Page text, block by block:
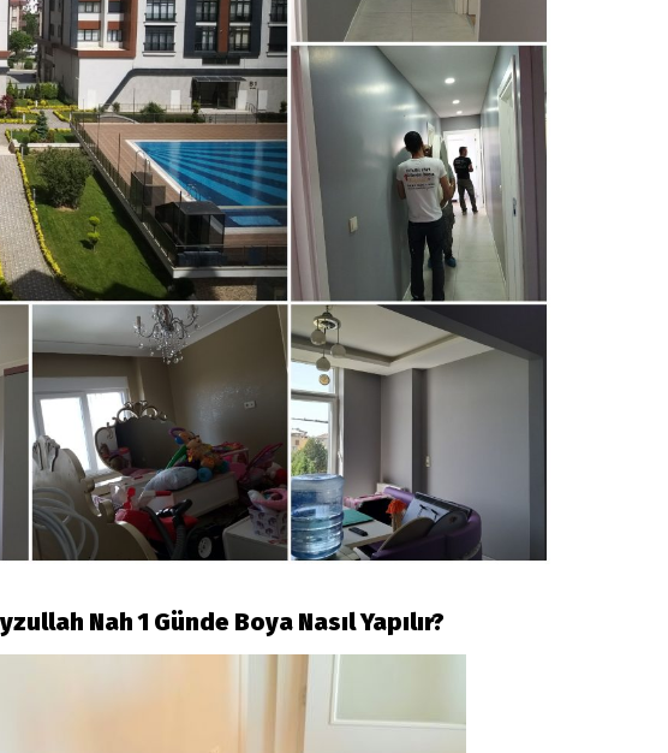
Nah 1 Günde Boya Nasıl Yapılır?